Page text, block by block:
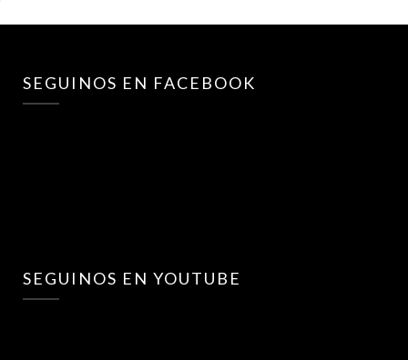
SEGUINOS EN FACEBOOK
SEGUINOS EN YOUTUBE